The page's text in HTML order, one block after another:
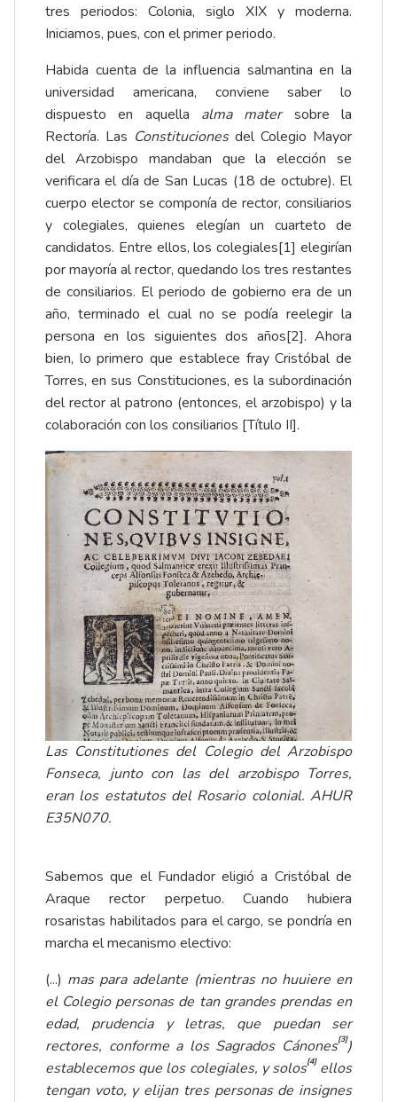
tres periodos: Colonia, siglo XIX y moderna.
Iniciamos, pues, con el primer periodo.
Habida cuenta de la influencia salmantina en la
universidad americana, conviene saber lo
dispuesto en aquella alma matersobre la
Rectoría. Las Constituciones del Colegio Mayor
del Arzobispo mandaban que la elección se
verificara el día de San Lucas (18 de octubre). El
cuerpo elector se componía de rector, consiliarios
y colegiales, quienes elegían un cuarteto de
candidatos. Entre ellos, los colegiales[1] elegirían
por mayoría al rector, quedando los tres restantes
de consiliarios. El periodo de gobierno era de un
año, terminado el cual no se podía reelegir la
persona en los siguientes dos años[2]. Ahora
bien, lo primero que establece fray Cristóbal de
Torres, en sus Constituciones, es la subordinación
del rector al patrono (entonces, el arzobispo) y la
colaboración con los consiliarios [Título II].
Las Constitutiones del Colegio del Arzobispo
Fonseca, junto con las del arzobispo Torres,
eran los estatutos del Rosario colonial. AHUR
E35N070.
Sabemos que el Fundador eligió a Cristóbal de
Araque rector perpetuo. Cuando hubiera
rosaristas habilitados para el cargo, se pondría en
marcha el mecanismo electivo:
(...) mas para adelante (mientras no huuiere en
el Colegio personas de tan grandes prendas en
edad, prudencia y letras, que puedan ser
rectores, conforme a los Sagrados Cánones[3])
establecemos que los colegiales, y solos[4]ellos
tengan voto, y elijan tres personas de insignes